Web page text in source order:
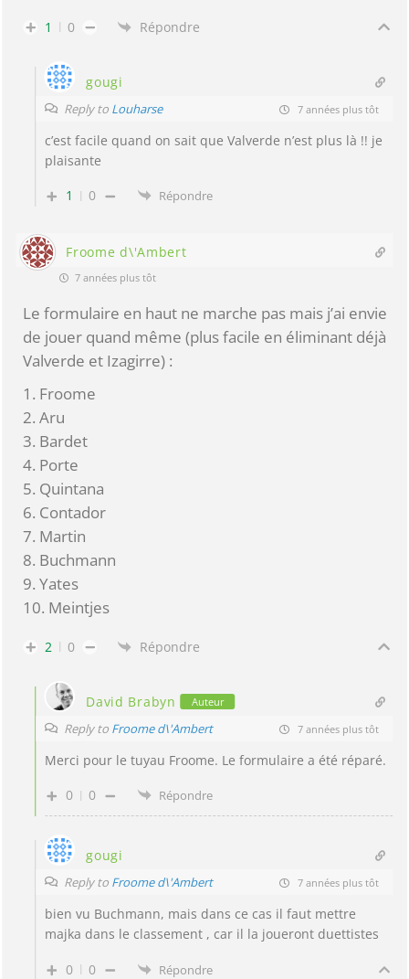
1 0 Répondre
gougi
Reply to Louharse 7 années plus tôt
c’est facile quand on sait que Valverde n’est plus là !! je
plaisante
1
0 Répondre
Froome d\'Ambert
7 années plus tôt
Le formulaire en haut ne marche pas mais j’ai envie
de jouer quand même (plus facile en éliminant déjà
Valverde et Izagirre) :
1. Froome
2. Aru
3. Bardet
4. Porte
5. Quintana
6. Contador
7. Martin
8. Buchmann
9. Yates
10. Meintjes
2 0 Répondre
David Brabyn Auteur
Reply to Froome d\'Ambert 7 années plus tôt
Merci pour le tuyau Froome. Le formulaire a été réparé.
0
0 Répondre
gougi
Reply to Froome d\'Ambert 7 années plus tôt
bien vu Buchmann, mais dans ce cas il faut mettre
majka dans le classement , car il la joueront duettistes
0 0 Répondre